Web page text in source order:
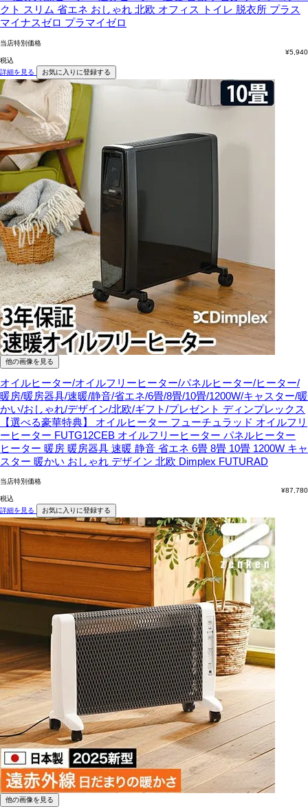
クト スリム 省エネ おしゃれ 北欧 オフィス トイレ 脱衣所 プラス
マイナスゼロ プラマイゼロ
当店特別価格
¥5,940
税込
詳細を見る
お気に入りに登録する
他の画像を見る
オイルヒーター/オイルフリーヒーター/パネルヒーター/ヒーター/
暖房/暖房器具/速暖/静音/省エネ/6畳/8畳/10畳/1200W/キャスター/暖
かい/おしゃれ/デザイン/北欧/ギフト/プレゼント ディンプレックス
【選べる豪華特典】 オイルヒーター フューチュラッド オイルフリ
ーヒーター FUTG12CEB オイルフリーヒーター パネルヒーター
ヒーター 暖房 暖房器具 速暖 静音 省エネ 6畳 8畳 10畳 1200W キャ
スター 暖かい おしゃれ デザイン 北欧 Dimplex FUTURAD
当店特別価格
¥87,780
税込
詳細を見る
お気に入りに登録する
他の画像を見る